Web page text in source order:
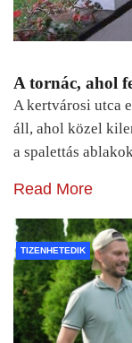
A tornác, ahol
A kertvárosi utca
áll, ahol közel
a spalettás
Read More
TIZENHETEDIK